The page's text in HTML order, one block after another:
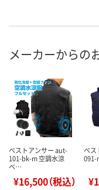
メーカーからの
ベストアンサー aut-
101-bk-m 空調水涼
ベ…
¥16,500（税込）
ベス
091-